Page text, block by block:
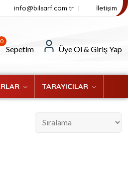
info@bilsarf.com.tr İletişim
0
Sepetim Üye Ol & Giriş Yap
TARAYICILAR